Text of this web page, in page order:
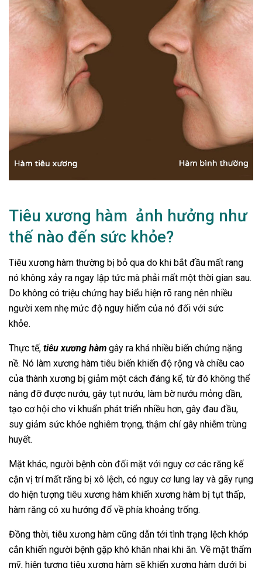
Tiêu xương hàm ảnh hưởng như
thế nào đến sức khỏe?
Tiêu xương hàm thường bị bỏ qua do khi bắt đầu mất rang
nó không xảy ra ngay lập tức mà phải mất một thời gian sau.
Do không có triệu chứng hay biểu hiện rõ rang nên nhiều
người xem nhẹ mức độ nguy hiểm của nó đối với sức
khỏe.
Thực tế, tiêu xương hàm gây ra khá nhiều biến chứng nặng
nề. Nó làm xương hàm tiêu biến khiến độ rộng và chiều cao
của thành xương bị giảm một cách đáng kể, từ đó không thể
nâng đỡ được nướu, gây tụt nướu, làm bờ nướu mỏng dần,
tạo cơ hội cho vi khuẩn phát triển nhiều hơn, gây đau đầu,
suy giảm sức khỏe nghiêm trọng, thậm chí gây nhiễm trùng
huyết.
Mặt khác, người bệnh còn đối mặt với nguy cơ các răng kế
cận vị trí mất răng bị xô lệch, có nguy cơ lung lay và gãy rụng
do hiện tượng tiêu xương hàm khiến xương hàm bị tụt thấp,
hàm răng có xu hướng đổ về phía khoảng trống.
Đồng thời, tiêu xương hàm cũng dẫn tới tình trạng lệch khớp
cắn khiến người bệnh gặp khó khăn nhai khi ăn. Về mặt thẩm
mỹ, hiện tượng tiêu xương hàm sẽ khiến xương hàm dưới bị